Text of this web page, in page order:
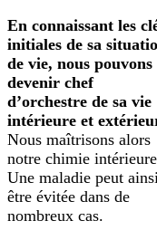
En connaissant les
initiales de sa
de vie, nous pouvons
devenir chef
d’orchestre de sa vie
intérieure et
Nous maîtrisons alors
notre chimie
Une maladie peut ainsi
être évitée dans de
nombreux cas.